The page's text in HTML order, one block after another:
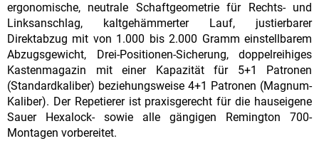
ergonomische, neutrale Schaftgeometrie für Rechts- und
Linksanschlag, kaltgehämmerter Lauf, justierbarer
Direktabzug mit von 1.000 bis 2.000 Gramm einstellbarem
Abzugsgewicht, Drei-Positionen-Sicherung, doppelreihiges
Kastenmagazin mit einer Kapazität für 5+1 Patronen
(Standardkaliber) beziehungsweise 4+1 Patronen (Magnum-
Kaliber). Der Repetierer ist praxisgerecht für die hauseigene
Sauer Hexalock- sowie alle gängigen Remington 700-
Montagen vorbereitet.